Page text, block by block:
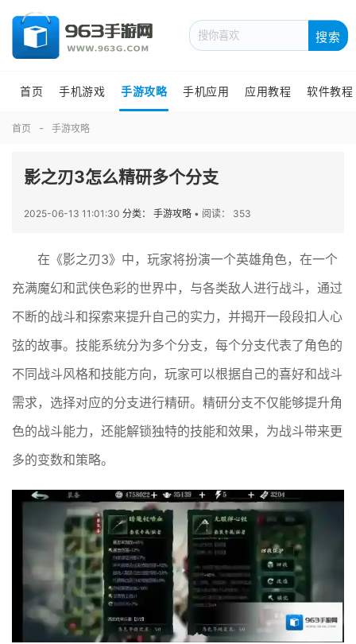
搜索
首页 手机游戏 手游攻略 手机应用 应用教程 软件教程
首页 手游攻略
影之刃3怎么精研多个分支
2025-06-13 11:01:30 分类： 手游攻略 • 阅读： 353
在《影之刃3》中，玩家将扮演一个英雄角色，在一个
充满魔幻和武侠色彩的世界中，与各类敌人进行战斗，通过
不断的战斗和探索来提升自己的实力，并揭开一段段扣人心
弦的故事。技能系统分为多个分支，每个分支代表了角色的
不同战斗风格和技能方向，玩家可以根据自己的喜好和战斗
需求，选择对应的分支进行精研。精研分支不仅能够提升角
色的战斗能力，还能解锁独特的技能和效果，为战斗带来更
多的变数和策略。